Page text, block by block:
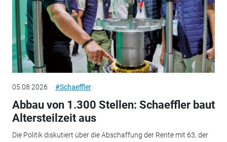
05.08.2026 #Schaeffler
Abbau von 1.300 Stellen: Schaeffler baut
Altersteilzeit aus
Die Politik diskutiert über die Abschaffung der Rente mit 63, der